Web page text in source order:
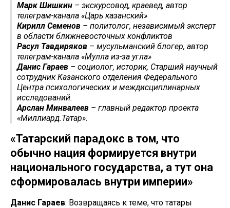
Марк Шишкин – экскурсовод, краевед, автор
телеграм-канала «Царь казанский»
Кирилл Семенов – политолог, независимый эксперт
в области ближневосточных конфликтов
Расул Тавдиряков – мусульманский блогер, автор
телеграм-канала «Мулла из-за угла»
Данис Гараев – социолог, историк, Старший научный
сотрудник Казанского отделения Федерального
Центра психологических и междисциплинарных
исследований.
Арслан Минвалеев – главный редактор проекта
«Миллиард.Татар».
«Татарский парадокс в том, что
обычно нация формируется внутри
национального государства, а тут она
сформировалась внутри империи»
Данис Гараев: Возвращаясь к теме, что татары